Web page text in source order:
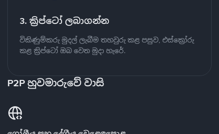
3. ක්‍රිප්ටෝ ලබාගන්න
විකිණුම්කරු මුදල් ලැබීම තහවුරු කළ පසුව, එස්ක්‍රෝරු
කළ ක්‍රිප්ටෝ ඔබ වෙත මුදා හැරේ.
P2P හුවමාරුවේ වාසි